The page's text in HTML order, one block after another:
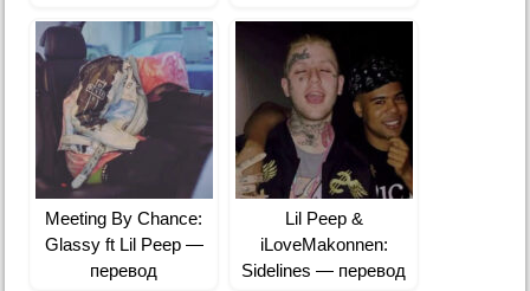
Meeting By Chance:
Glassy ft Lil Peep —
перевод
Lil Peep &
iLoveMakonnen:
Sidelines — перевод